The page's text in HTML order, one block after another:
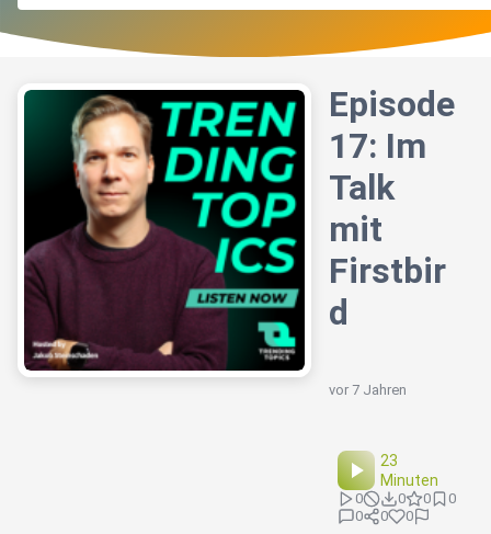
Episode
17: Im
Talk
mit
Firstbir
d
vor 7 Jahren
23
Minuten
0 0 0
0
0
0 0